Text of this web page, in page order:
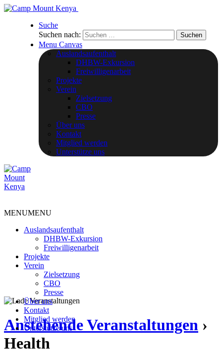
Suche
Suchen nach:
Menu Canvas
Auslandsaufenthalt
DHBW-Exkursion
Freiwilligenarbeit
Projekte
Verein
Zielsetzung
CBO
Presse
Über uns
Kontakt
Mitglied werden
Unterstütze uns
MENUMENU
Auslandsaufenthalt
DHBW-Exkursion
Freiwilligenarbeit
Projekte
Verein
Zielsetzung
CBO
Presse
Über uns
Kontakt
Mitglied werden
Unterstütze uns
Anstehende Veranstaltungen ›
Health